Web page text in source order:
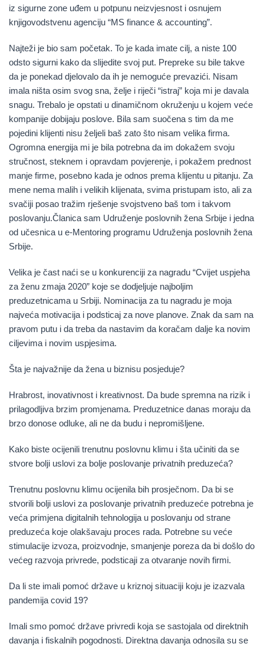
iz sigurne zone uđem u potpunu neizvjesnost i osnujem
knjigovodstvenu agenciju “MS finance & accounting”.
Najteži je bio sam početak. To je kada imate cilj, a niste 100
odsto sigurni kako da slijedite svoj put. Prepreke su bile takve
da je ponekad djelovalo da ih je nemoguće prevazići. Nisam
imala ništa osim svog sna, želje i riječi “istraj” koja mi je davala
snagu. Trebalo je opstati u dinamičnom okruženju u kojem veće
kompanije dobijaju poslove. Bila sam suočena s tim da me
pojedini klijenti nisu željeli baš zato što nisam velika firma.
Ogromna energija mi je bila potrebna da im dokažem svoju
stručnost, steknem i opravdam povjerenje, i pokažem prednost
manje firme, posebno kada je odnos prema klijentu u pitanju. Za
mene nema malih i velikih klijenata, svima pristupam isto, ali za
svačiji posao tražim rješenje svojstveno baš tom i takvom
poslovanju.Članica sam Udruženje poslovnih žena Srbije i jedna
od učesnica u e-Mentoring programu Udruženja poslovnih žena
Srbije.
Velika je čast naći se u konkurenciji za nagradu “Cvijet uspjeha
za ženu zmaja 2020” koje se dodjeljuje najboljim
preduzetnicama u Srbiji. Nominacija za tu nagradu je moja
najveća motivacija i podsticaj za nove planove. Znak da sam na
pravom putu i da treba da nastavim da koračam dalje ka novim
ciljevima i novim uspjesima.
Šta je najvažnije da žena u biznisu posjeduje?
Hrabrost, inovativnost i kreativnost. Da bude spremna na rizik i
prilagodljiva brzim promjenama. Preduzetnice danas moraju da
brzo donose odluke, ali ne da budu i nepromišljene.
Kako biste ocijenili trenutnu poslovnu klimu i šta učiniti da se
stvore bolji uslovi za bolje poslovanje privatnih preduzeća?
Trenutnu poslovnu klimu ocijenila bih prosječnom. Da bi se
stvorili bolji uslovi za poslovanje privatnih preduzeće potrebna je
veća primjena digitalnih tehnologija u poslovanju od strane
preduzeća koje olakšavaju proces rada. Potrebne su veće
stimulacije izvoza, proizvodnje, smanjenje poreza da bi došlo do
većeg razvoja privrede, podsticaji za otvaranje novih firmi.
Da li ste imali pomoć države u kriznoj situaciji koju je izazvala
pandemija covid 19?
Imali smo pomoć države privredi koja se sastojala od direktnih
davanja i fiskalnih pogodnosti. Direktna davanja odnosila su se